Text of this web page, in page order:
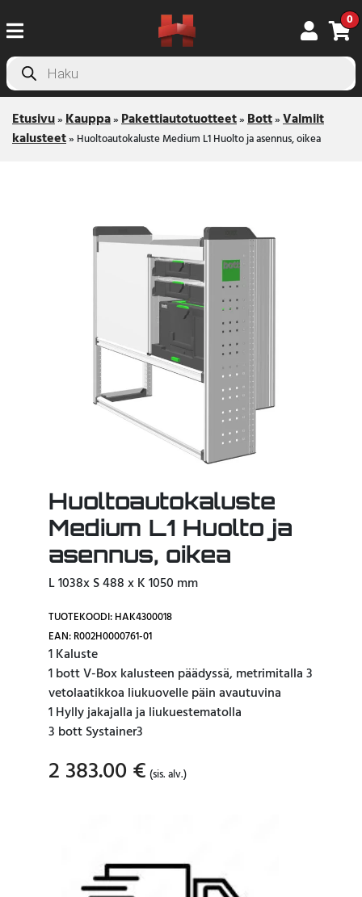
0
Products
search
Etusivu»Kauppa»Pakettiautotuotteet»Bott»Valmiit
kalusteet» Huoltoautokaluste Medium L1 Huolto ja asennus, oikea
Huoltoautokaluste
Medium L1 Huolto ja
asennus, oikea
L 1038x S 488 x K 1050 mm
TUOTEKOODI: HAK4300018
EAN: R002H0000761-01
1 Kaluste
1 bott V-Box kalusteen päädyssä, metrimitalla 3
vetolaatikkoa liukuovelle päin avautuvina
1 Hylly jakajalla ja liukuestematolla
3 bott Systainer3
2 383.00 € (sis. alv.)